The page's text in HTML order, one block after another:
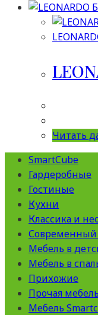
Читать
SmartCube
Гардеробные
Гостиные
Кухни
Классика и
Современный
Мебель в
Мебель в
Прихожие
Прочая мебель
Мебель